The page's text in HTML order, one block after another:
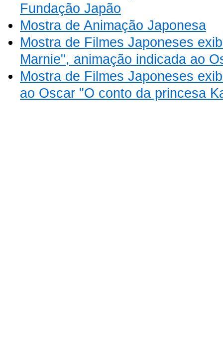
Fundação Japão
Mostra de Animação Japonesa
Mostra de Filmes Japoneses
Marnie", animação indicada ao
Mostra de Filmes Japoneses
ao Oscar "O conto da princesa